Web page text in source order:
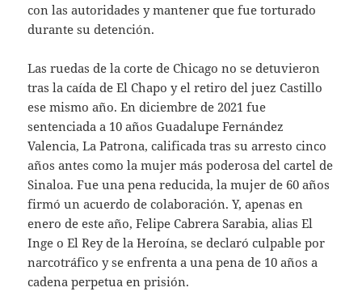
con las autoridades y mantener que fue torturado
durante su detención.
Las ruedas de la corte de Chicago no se detuvieron
tras la caída de El Chapo y el retiro del juez Castillo
ese mismo año. En diciembre de 2021 fue
sentenciada a 10 años Guadalupe Fernández
Valencia, La Patrona, calificada tras su arresto cinco
años antes como la mujer más poderosa del cartel de
Sinaloa. Fue una pena reducida, la mujer de 60 años
firmó un acuerdo de colaboración. Y, apenas en
enero de este año, Felipe Cabrera Sarabia, alias El
Inge o El Rey de la Heroína, se declaró culpable por
narcotráfico y se enfrenta a una pena de 10 años a
cadena perpetua en prisión.